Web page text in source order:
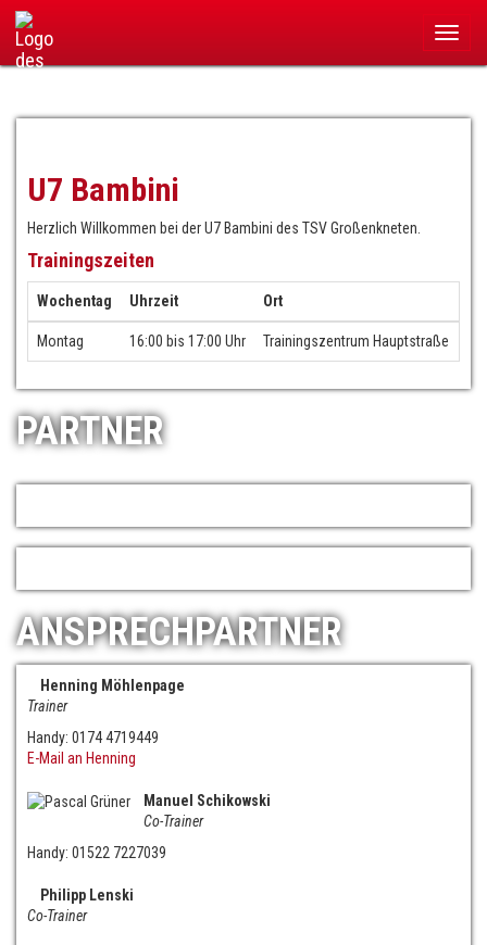
Navigation
überspringen
U7 Bambini
Herzlich Willkommen bei der U7 Bambini des TSV Großenkneten.
Trainingszeiten
Wochentag Uhrzeit Ort
Montag 16:00 bis 17:00 Uhr Trainingszentrum Hauptstraße
PARTNER
ANSPRECHPARTNER
Henning Möhlenpage
Trainer
Handy: 0174 4719449
E-Mail an Henning
Manuel Schikowski
Co-Trainer
Handy: 01522 7227039
Philipp Lenski
Co-Trainer